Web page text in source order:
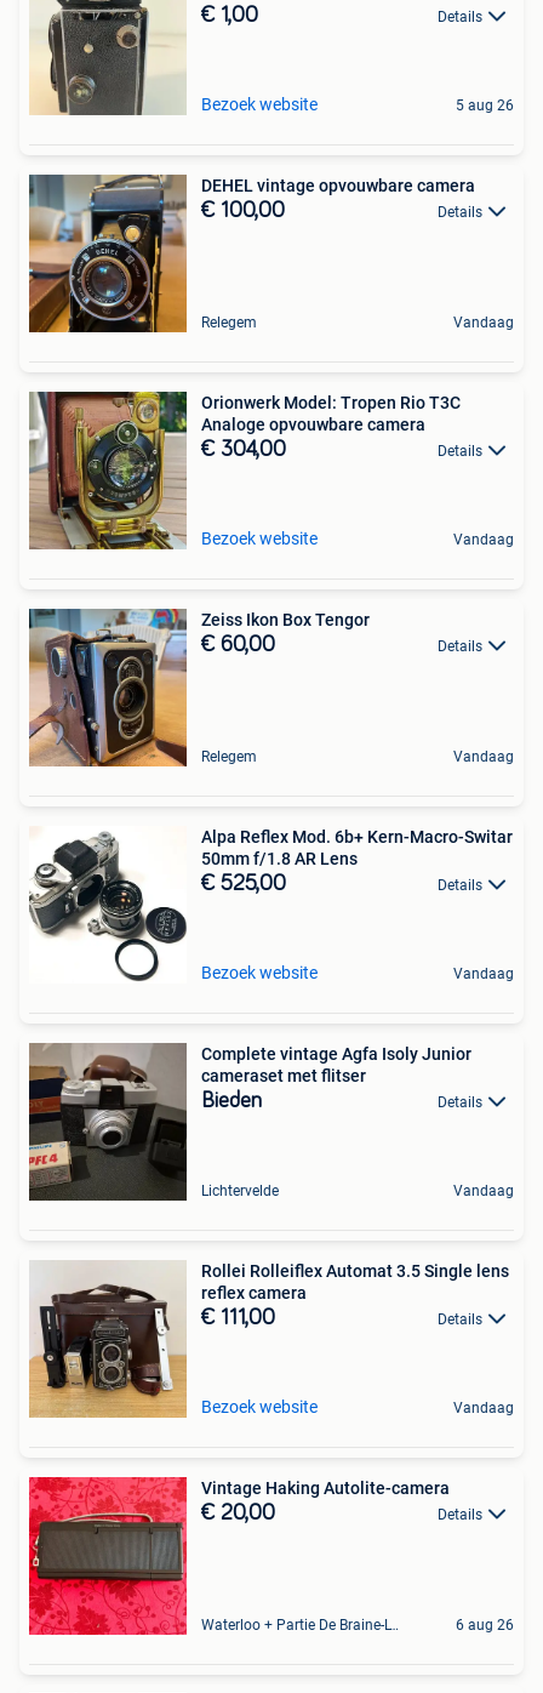
€ 1,00 Details
Bezoek website 5 aug 26
DEHEL vintage opvouwbare camera
€ 100,00 Details
Relegem Vandaag
Orionwerk Model: Tropen Rio T3C
Analoge opvouwbare camera
€ 304,00 Details
Bezoek website Vandaag
Zeiss Ikon Box Tengor
€ 60,00 Details
Relegem Vandaag
Alpa Reflex Mod. 6b+ Kern-Macro-Switar
50mm f/1.8 AR Lens
€ 525,00 Details
Bezoek website Vandaag
Complete vintage Agfa Isoly Junior
cameraset met flitser
Bieden Details
Lichtervelde Vandaag
Rollei Rolleiflex Automat 3.5 Single lens
reflex camera
€ 111,00 Details
Bezoek website Vandaag
Vintage Haking Autolite-camera
€ 20,00 Details
Waterloo + Partie De Braine-L'Alleud, De Ohain 6 aug 26